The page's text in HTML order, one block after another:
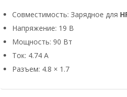
Совместимость: Зарядное для
Напряжение: 19 В
Мощность: 90 Вт
Ток: 4.74 А
Разъем: 4.8 × 1.7